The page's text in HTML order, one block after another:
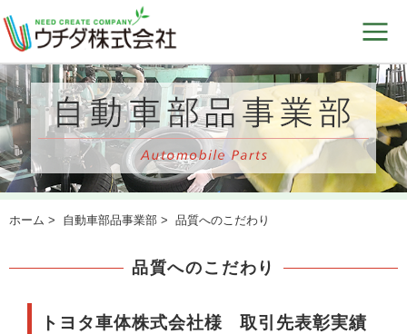
ホーム > 自動車部品事業部 > 品質へのこだわり
品質へのこだわり
トヨタ車体株式会社様 取引先表彰実績